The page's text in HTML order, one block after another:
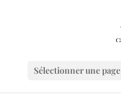
Sélectionner une page